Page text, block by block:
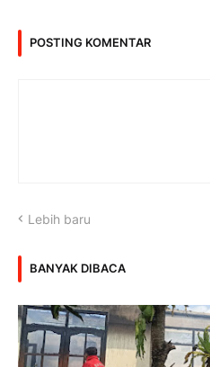
POSTING KOMENTAR
Lebih baru
BANYAK DIBACA